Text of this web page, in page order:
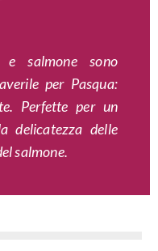
salmone sono
per Pasqua:
Perfette per un
delicatezza delle
salmone.